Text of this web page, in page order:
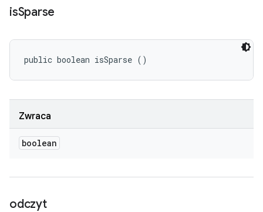
isSparse
public boolean isSparse ()
Zwraca
boolean
odczyt